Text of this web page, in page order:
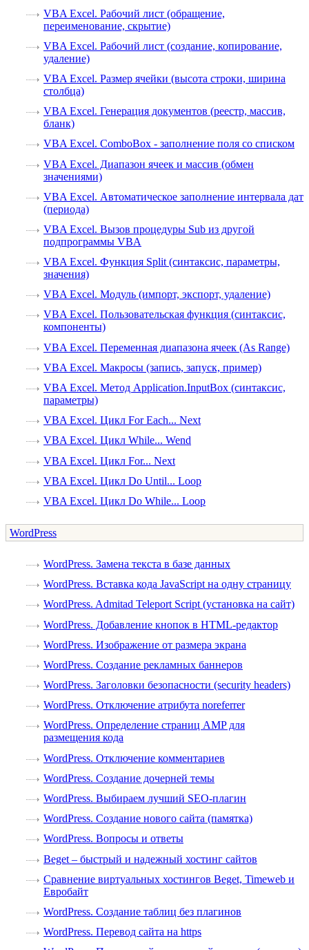
VBA Excel. Рабочий лист (обращение,
переименование, скрытие)
VBA Excel. Рабочий лист (создание, копирование,
удаление)
VBA Excel. Размер ячейки (высота строки, ширина
столбца)
VBA Excel. Генерация документов (реестр, массив,
бланк)
VBA Excel. ComboBox - заполнение поля со списком
VBA Excel. Диапазон ячеек и массив (обмен
значениями)
VBA Excel. Автоматическое заполнение интервала дат
(периода)
VBA Excel. Вызов процедуры Sub из другой
подпрограммы VBA
VBA Excel. Функция Split (синтаксис, параметры,
значения)
VBA Excel. Модуль (импорт, экспорт, удаление)
VBA Excel. Пользовательская функция (синтаксис,
компоненты)
VBA Excel. Переменная диапазона ячеек (As Range)
VBA Excel. Макросы (запись, запуск, пример)
VBA Excel. Метод Application.InputBox (синтаксис,
параметры)
VBA Excel. Цикл For Each... Next
VBA Excel. Цикл While... Wend
VBA Excel. Цикл For... Next
VBA Excel. Цикл Do Until... Loop
VBA Excel. Цикл Do While... Loop
WordPress
WordPress. Замена текста в базе данных
WordPress. Вставка кода JavaScript на одну страницу
WordPress. Admitad Teleport Script (установка на сайт)
WordPress. Добавление кнопок в HTML-редактор
WordPress. Изображение от размера экрана
WordPress. Создание рекламных баннеров
WordPress. Заголовки безопасности (security headers)
WordPress. Отключение атрибута noreferrer
WordPress. Определение страниц AMP для
размещения кода
WordPress. Отключение комментариев
WordPress. Создание дочерней темы
WordPress. Выбираем лучший SEO-плагин
WordPress. Создание нового сайта (памятка)
WordPress. Вопросы и ответы
Beget – быстрый и надежный хостинг сайтов
Сравнение виртуальных хостингов Beget, Timeweb и
Евробайт
WordPress. Создание таблиц без плагинов
WordPress. Перевод сайта на https